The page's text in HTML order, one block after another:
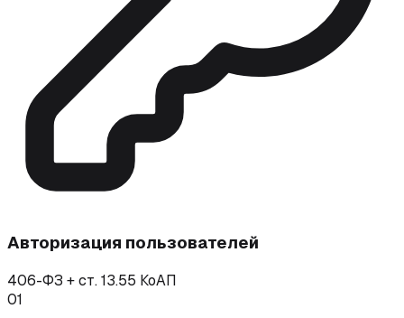
Авторизация пользователей
406-ФЗ + ст. 13.55 КоАП
01